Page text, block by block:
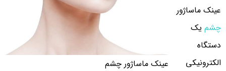
عینک ماساژور چشم
عینک ماساژور
چشم یک
دستگاه
الکترونیکی